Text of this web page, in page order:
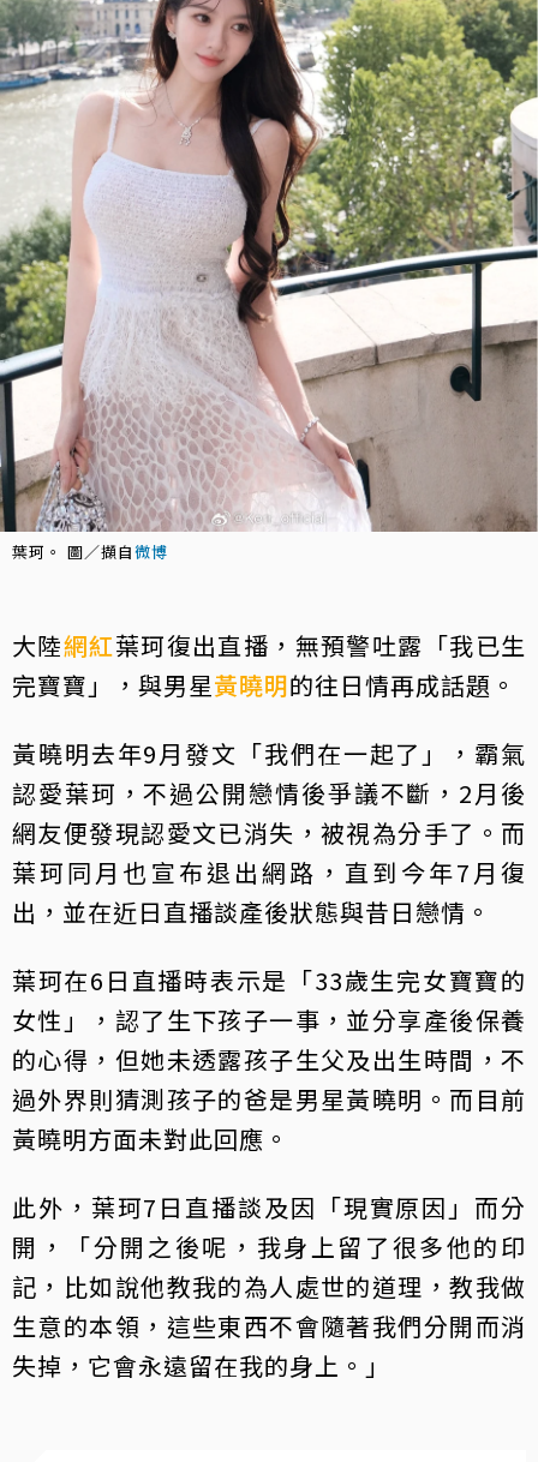
葉珂。 圖／擷自微博
大陸網紅葉珂復出直播，無預警吐露「我已生
完寶寶」，與男星黃曉明的往日情再成話題。
黃曉明去年9月發文「我們在一起了」，霸氣
認愛葉珂，不過公開戀情後爭議不斷，2月後
網友便發現認愛文已消失，被視為分手了。而
葉珂同月也宣布退出網路，直到今年7月復
出，並在近日直播談產後狀態與昔日戀情。
葉珂在6日直播時表示是「33歲生完女寶寶的
女性」，認了生下孩子一事，並分享產後保養
的心得，但她未透露孩子生父及出生時間，不
過外界則猜測孩子的爸是男星黃曉明。而目前
黃曉明方面未對此回應。
此外，葉珂7日直播談及因「現實原因」而分
開，「分開之後呢，我身上留了很多他的印
記，比如說他教我的為人處世的道理，教我做
生意的本領，這些東西不會隨著我們分開而消
失掉，它會永遠留在我的身上。」